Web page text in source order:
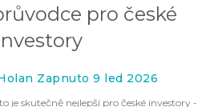
pro české
Zapnuto 9 led 2026
je skutečně nejlepší pro české investory -